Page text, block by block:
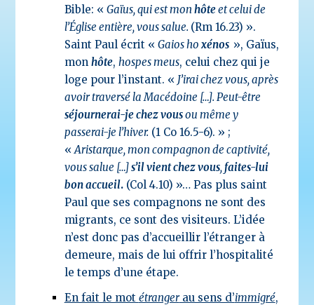
Bible: « Gaïus, qui est mon hôteet celui de
l’Église entière, vous salue. (Rm 16.23) ».
Saint Paul écrit « Gaios hoxénos », Gaïus,
mon hôte, hospes meus, celui chez qui je
loge pour l’instant. « J’irai chez vous, après
avoir traversé la Macédoine […]. Peut-être
séjournerai-je chez vousou même y
passerai-je l’hiver.(1 Co 16.5-6). » ;
«Aristarque, mon compagnon de captivité,
vous salue […]s’il vient chez vous,faites-lui
bon accueil.(Col 4.10) »… Pas plus saint
Paul que ses compagnons ne sont des
migrants, ce sont des visiteurs. L’idée
n’est donc pas d’accueillir l’étranger à
demeure, mais de lui offrir l’hospitalité
le temps d’une étape.
En fait le mot étrangerau sens d’immigré,